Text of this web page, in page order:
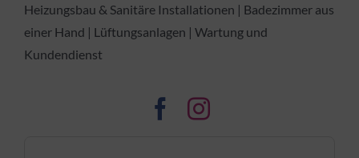
Heizungsbau & Sanitäre Installationen | Badezimmer aus
einer Hand | Lüftungsanlagen | Wartung und
Kundendienst